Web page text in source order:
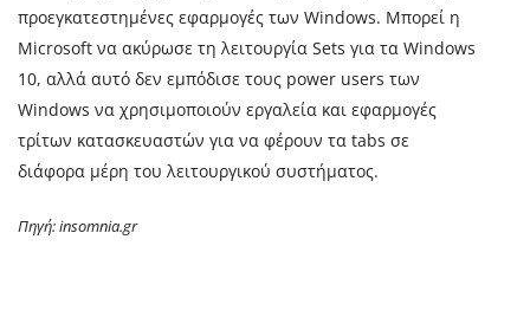
προεγκατεστημένες εφαρμογές των Windows. Μπορεί η
Microsoft να ακύρωσε τη λειτουργία Sets για τα Windows
10, αλλά αυτό δεν εμπόδισε τους power users των
Windows να χρησιμοποιούν εργαλεία και εφαρμογές
τρίτων κατασκευαστών για να φέρουν τα tabs σε
διάφορα μέρη του λειτουργικού συστήματος.
Πηγή: insomnia.gr